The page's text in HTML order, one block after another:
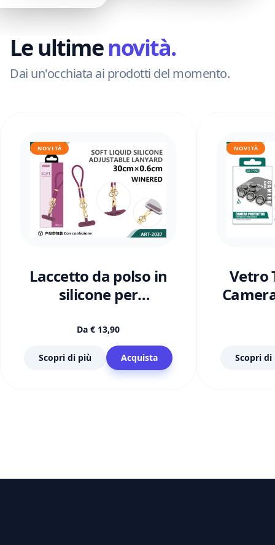
Le ultimenovità.
Dai un'occhiata ai prodotti del momento.
NOVITÀ
Laccetto da polso in
silicone per
Da € 13,90
Scopri di più Acquista
NOVITÀ
Vetro
Scopri di